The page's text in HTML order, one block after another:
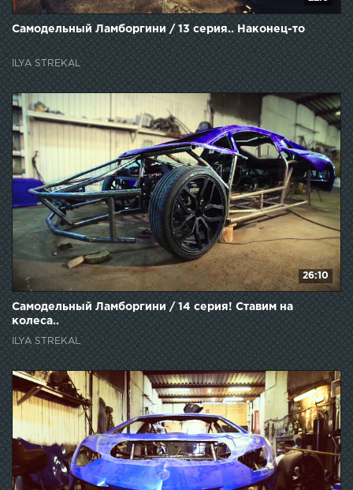
Самодельный Ламборгини / 13 серия.. Наконец-то
ILYA STREKAL
26:10
Самодельный Ламборгини / 14 серия! Ставим на
колеса..
ILYA STREKAL